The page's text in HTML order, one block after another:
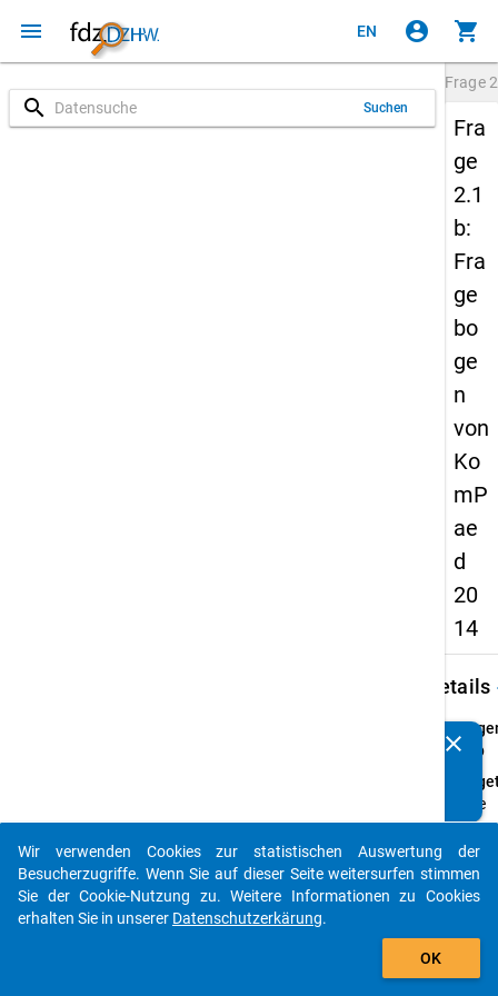
menu EN account_circle shopping_cart
search Suchen
Frage
Fra
ge
2.1
b:
Fra
ge
bo
ge
n
von
Ko
mP
ae
d
20
14
Details
2.1b
Bitte
geben
an,
Ihnen
die
clear
auto_stories
add_shopping_cart
Wir verwenden Cookies zur statistischen Auswertung der
Besucherzugriffe. Wenn Sie auf dieser Seite weitersurfen stimmen
Sie der Cookie-Nutzung zu. Weitere Informationen zu Cookies
erhalten Sie in unserer Datenschutzerkärung.
OK